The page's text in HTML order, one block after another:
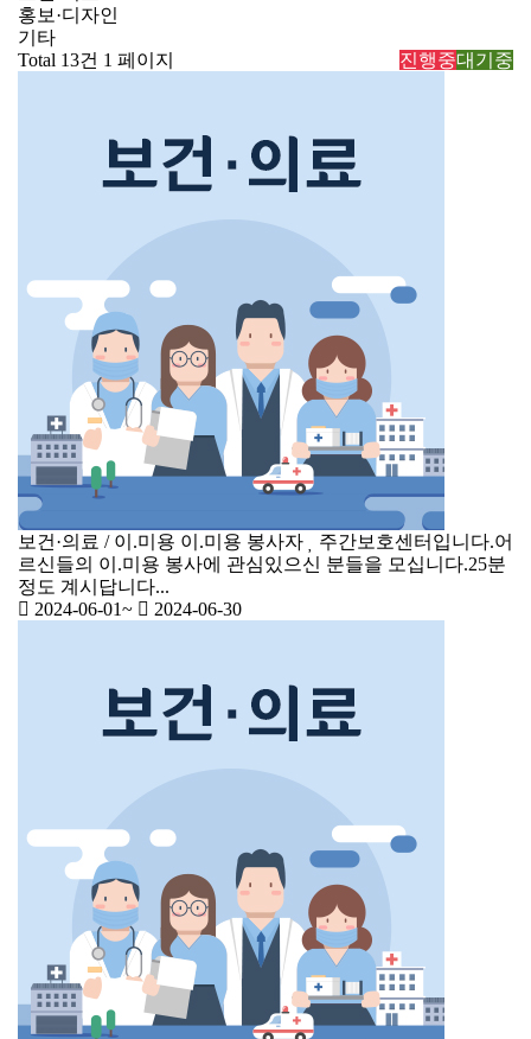
홍보·디자인
기타
대기중
진행중
Total 13건 1 페이지
보건·의료 / 이.미용 이.미용 봉사자
주간보호센터입니다.어
르신들의 이.미용 봉사에 관심있으신 분들을 모십니다.25분
정도 계시답니다...
2024-06-01~ 2024-06-30